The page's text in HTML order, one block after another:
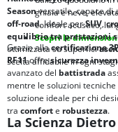
ghiaia e neve,
comfort acustico,
Scopri le
Seasonversatile, capace di
off-road. Ideale perSUV,
equilibrio traprestazioni
ottimizzata su superfici
scelta affidabile in ogni
Grazie allacertificazione
RF11offresicurezza
avanzato del battistrada
mentre le soluzioni
soluzione ideale per chi
tra comforte robustezza.
La Scienza